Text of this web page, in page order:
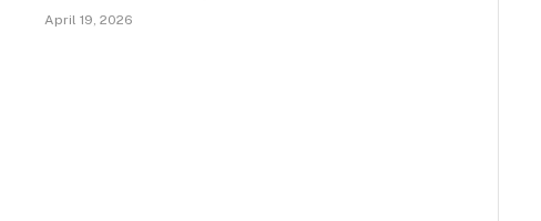
April 19, 2026